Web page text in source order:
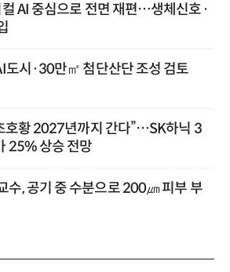
컬 AI 중심으로 전면 재편…생체신호·
도시·30만㎡ 첨단산단 조성 검토
호황 2027년까지 간다”…SK하닉 3
25% 상승 전망
수, 공기 중 수분으로 200㎛ 피부 부